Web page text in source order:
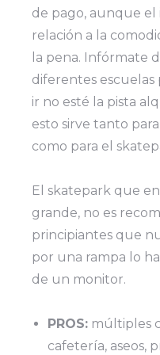
de pago, aunque
relación a la
la pena. Infórmate
diferentes
ir no esté la pista
esto sirve tanto
como para el
El skatepark que
grande, no es
principiantes que
por una rampa lo
de un monitor.
PROS: múltiples
cafetería, aseos,